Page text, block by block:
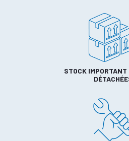
STOCK IMPORTANT